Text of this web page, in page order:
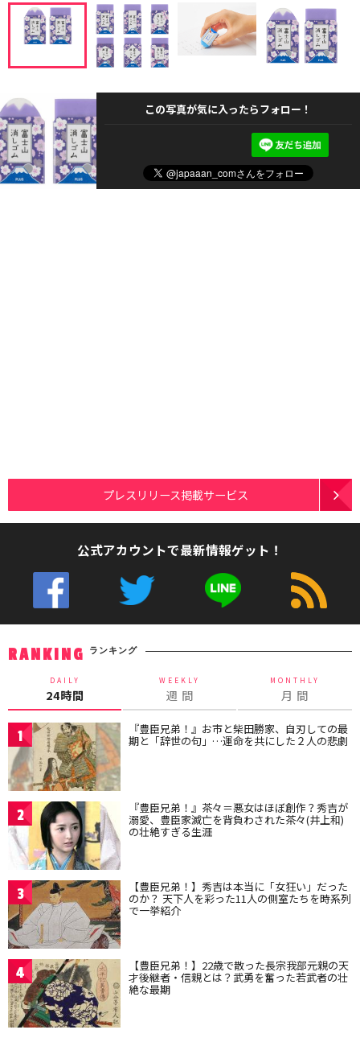
この写真が気に入ったらフォロー！
プレスリリース掲載サービス
公式アカウントで最新情報ゲット！
RANKING ランキング
DAILY
24時間
WEEKLY
週 間
MONTHLY
月 間
1 『豊臣兄弟！』お市と柴田勝家、自刃しての最
期と「辞世の句」…運命を共にした２人の悲劇
2 『豊臣兄弟！』茶々＝悪女はほぼ創作？秀吉が
溺愛、豊臣家滅亡を背負わされた茶々(井上和)
の壮絶すぎる生涯
3 【豊臣兄弟！】秀吉は本当に「女狂い」だった
のか？ 天下人を彩った11人の側室たちを時系列
で一挙紹介
4 【豊臣兄弟！】22歳で散った長宗我部元親の天
才後継者・信親とは？武勇を奮った若武者の壮
絶な最期